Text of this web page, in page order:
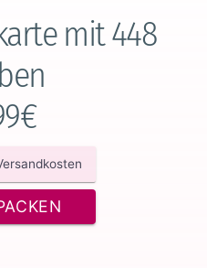
mit 448